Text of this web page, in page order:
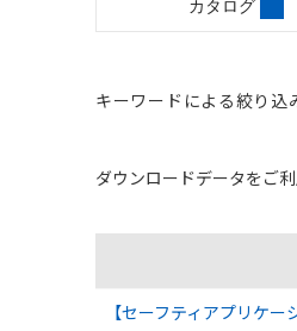
カタログ
キーワードによる絞り込
ダウンロードデータをご利
ソフトウェアのダウンロ
【セーフティアプリケ